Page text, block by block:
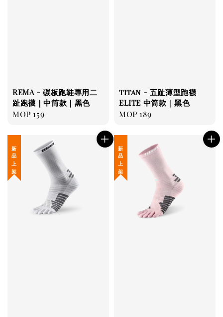
REMA - 碳板跑鞋專用二
趾跑襪｜中筒款｜黑色
Regular
MOP 159
titan - 五趾薄型跑襪
ELITE 中筒款｜黑色
Regular
MOP 189
新 品 上 架 新 品 上 架